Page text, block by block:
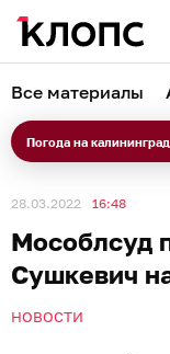
Все материалы
Погода на
28.03.2022 16:48
Мособлсуд
Сушкевич
НОВОСТИ